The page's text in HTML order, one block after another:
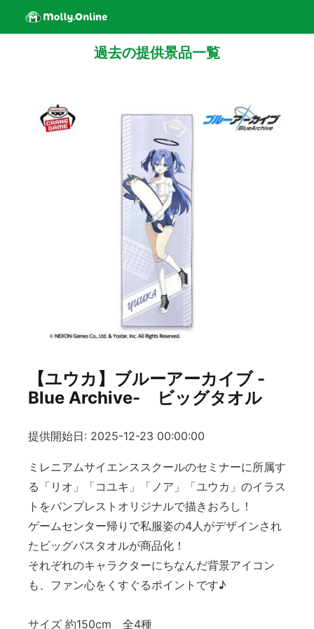
過去の提供景品一覧
【ユウカ】ブルーアーカイブ -
Blue Archive- ビッグタオル
提供開始日: 2025-12-23 00:00:00
ミレニアムサイエンススクールのセミナーに所属す
る「リオ」「コユキ」「ノア」「ユウカ」のイラス
トをバンプレストオリジナルで描きおろし！
ゲームセンター帰りで私服姿の4人がデザインされ
たビッグバスタオルが商品化！
それぞれのキャラクターにちなんだ背景アイコン
も、ファン心をくすぐるポイントです♪
サイズ 約150cm 全4種